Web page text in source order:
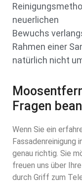
neuerlichen
Bewuchs
Rahmen einer
natürlich nicht
Fragen
Wenn Sie ein
Fassadenreinigung
genau richtig. Sie
freuen uns über
durch Griff zum